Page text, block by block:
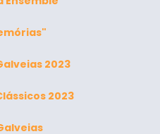
2023
2023